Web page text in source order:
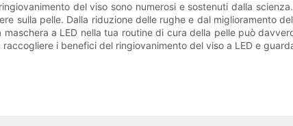
del viso sono numerosi e sostenuti dalla
sulla pelle. Dalla riduzione delle rughe e dal miglioramento
a LED nella tua routine di cura della pelle può
i benefici del ringiovanimento del viso a LED e